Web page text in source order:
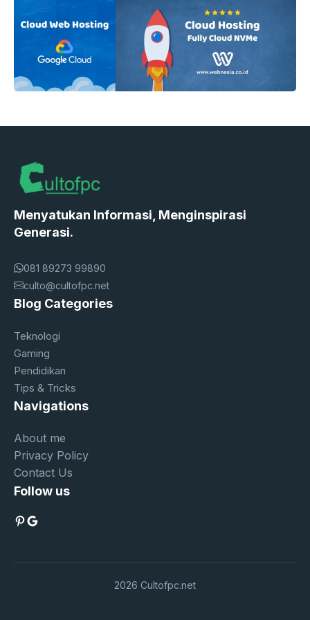
Menyatukan Informasi, Menginspirasi
Generasi.
081 89273 99890
culto@cultofpc.net
Blog Categories
Teknologi
Gaming
Pendidikan
Tips & Tricks
Navigations
About me
Privacy Policy
Contact Us
Follow us
Pinterest
Google
2026 Cultofpc.net